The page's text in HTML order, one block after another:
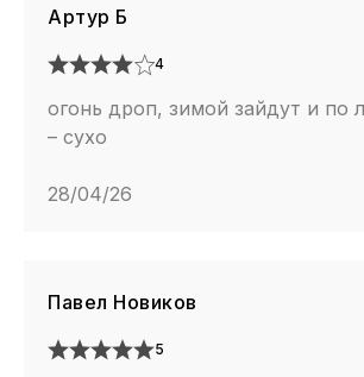
Артур Б
4
огонь дроп, зимой зайдут и по
– сухо
28/04/26
Павел Новиков
5